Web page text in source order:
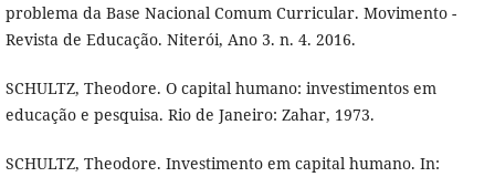
problema da Base Nacional Comum Curricular. Movimento -
Revista de Educação. Niterói, Ano 3. n. 4. 2016.
SCHULTZ, Theodore. O capital humano: investimentos em
educação e pesquisa. Rio de Janeiro: Zahar, 1973.
SCHULTZ, Theodore. Investimento em capital humano. In: